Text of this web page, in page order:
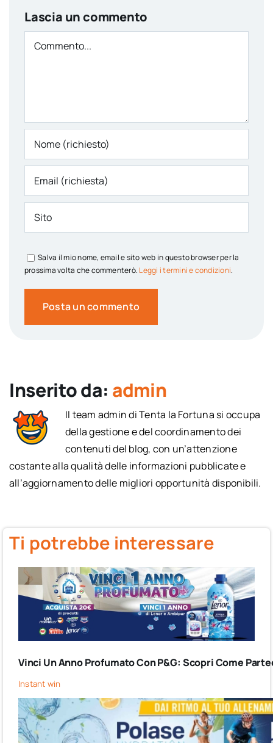
Lascia un commento
Comment
Salva il mio nome, email e sito web in questo browser per la
prossima volta che commenterò. Leggi i termini e condizioni.
Inserito da: admin
Il team admin di Tenta la Fortuna si occupa
della gestione e del coordinamento dei
contenuti del blog, con un’attenzione
costante alla qualità delle informazioni pubblicate e
all’aggiornamento delle migliori opportunità disponibili.
Ti potrebbe interessare
Vinci Un Anno Profumato Con P&G: Scopri Come
Instant win